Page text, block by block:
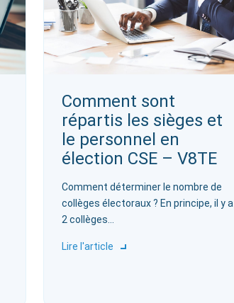
Comment sont
répartis les sièges et
le personnel en
élection CSE – V8TE
‍Comment déterminer le nombre de
collèges électoraux ? En principe, il y a
2 collèges…
Lire l'article